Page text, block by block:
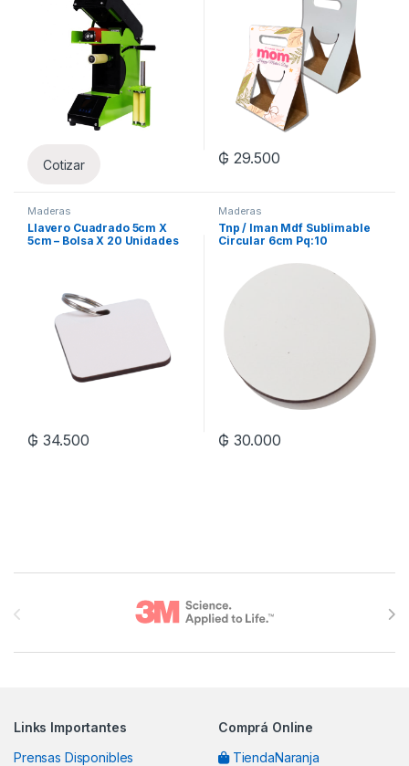
Cotizar ₲ 29.500
Maderas
Llavero Cuadrado 5cm X
5cm – Bolsa X 20 Unidades
₲ 34.500
Maderas
Tnp / Iman Mdf Sublimable
Circular 6cm Pq:10
₲ 30.000
Links Importantes
Prensas Disponibles
Comprá Online
TiendaNaranja